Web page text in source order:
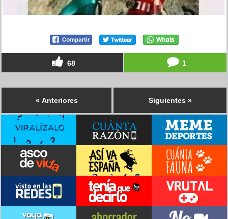
68 1
« Anteriores Siguientes »